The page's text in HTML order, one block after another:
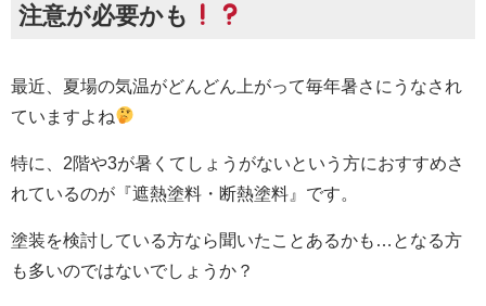
注意が必要かも
最近、夏場の気温がどんどん上がって毎年暑さにうなされ
ていますよね
特に、2階や3が暑くてしょうがないという方におすすめさ
れているのが『遮熱塗料・断熱塗料』です。
塗装を検討している方なら聞いたことあるかも…となる方
も多いのではないでしょうか？